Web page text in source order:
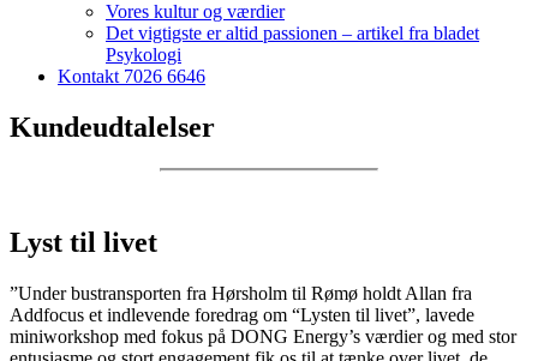
Vores kultur og værdier
Det vigtigste er altid passionen – artikel fra bladet
Psykologi
Kontakt 7026 6646
Kundeudtalelser
Lyst til livet
”Under bustransporten fra Hørsholm til Rømø holdt Allan fra
Addfocus et indlevende foredrag om “Lysten til livet”, lavede
miniworkshop med fokus på DONG Energy’s værdier og med stor